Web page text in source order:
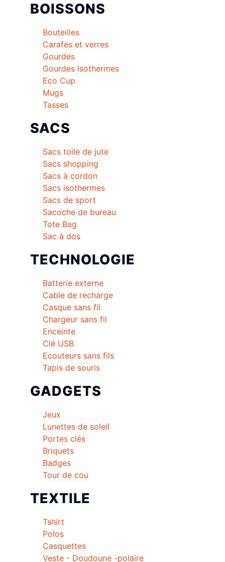
BOISSONS
Bouteilles
Carafes et verres
Gourdes
Gourdes isothermes
Eco Cup
Mugs
Tasses
SACS
Sacs toile de jute
Sacs shopping
Sacs à cordon
Sacs isothermes
Sacs de sport
Sacoche de bureau
Tote Bag
Sac à dos
TECHNOLOGIE
Batterie externe
Cable de recharge
Casque sans fil
Chargeur sans fil
Enceinte
Clé USB
Ecouteurs sans fils
Tapis de souris
GADGETS
Jeux
Lunettes de soleil
Portes clés
Briquets
Badges
Tour de cou
TEXTILE
Tshirt
Polos
Casquettes
Veste - Doudoune -polaire